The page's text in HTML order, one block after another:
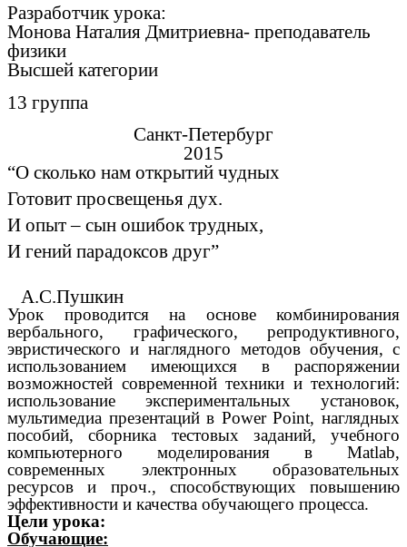
Разработчик урока:
Монова Наталия Дмитриевна- преподаватель
физики
Высшей категории
13 группа
Санкт-Петербург
2015
“О сколько нам открытий чудных
Готовит просвещенья дух.
И опыт – сын ошибок трудных,
И гений парадоксов друг”
А.С.Пушкин
Урок проводится на основе комбинирования
вербального, графического, репродуктивного,
эвристического и наглядного методов обучения, с
использованием имеющихся в распоряжении
возможностей современной техники и технологий:
использование экспериментальных установок,
мультимедиа презентаций в Power Point, наглядных
пособий, сборника тестовых заданий, учебного
компьютерного моделирования в Matlab,
современных электронных образовательных
ресурсов и проч., способствующих повышению
эффективности и качества обучающего процесса.
Цели урока:
Обучающие: